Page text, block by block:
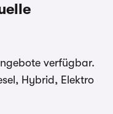
verfügbar.
Hybrid, Elektro